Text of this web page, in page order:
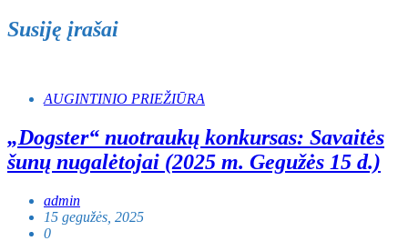
Susiję įrašai
AUGINTINIO PRIEŽIŪRA
„Dogster“ nuotraukų konkursas: Savaitės
šunų nugalėtojai (2025 m. Gegužės 15 d.)
admin
15 gegužės, 2025
0